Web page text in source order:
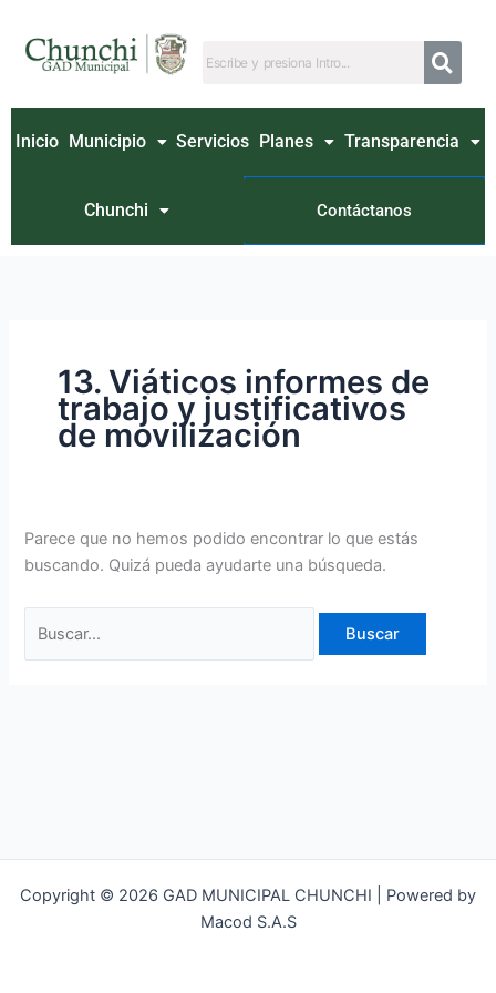
contenido
Inicio Municipio Servicios Planes Transparencia
Chunchi Contáctanos
13. Viáticos informes de
trabajo y justificativos
de movilización
Parece que no hemos podido encontrar lo que estás
buscando. Quizá pueda ayudarte una búsqueda.
por:
Copyright © 2026 GAD MUNICIPAL CHUNCHI | Powered by
Macod S.A.S